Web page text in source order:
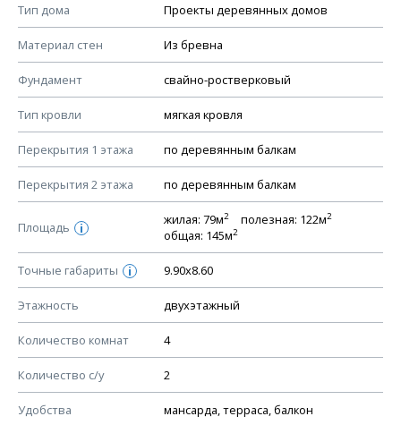
Тип дома Проекты деревянных домов
Материал стен Из бревна
Фундамент свайно-ростверковый
Тип кровли мягкая кровля
Перекрытия 1 этажа по деревянным балкам
Перекрытия 2 этажа по деревянным балкам
Площадь i
жилая: 79м2 полезная: 122м2
общая: 145м2
Точные габариты i 9.90х8.60
Этажность двухэтажный
Количество комнат 4
Количество с/у 2
Удобства мансарда, терраса, балкон
Смотрите советы по выбору материала в нашем
КОНСТРУКТИВНЫЕ РЕШЕНИЯ (КР)
Ведомость рабочих чертежей основного комплекта КР
План фундамента
Устройство фундамента, спецификация материалов
Планы перекрытий этажей, спецификация элементов
Устройство перекрытий
Устройство стен
Спецификация материалов стен
Схема расположения лаг чердака (если есть)
Схема расположения элементов стропил
Спецификация элементов стропил
Устройство стропильной системы
Узлы устройства кровли
План кровли